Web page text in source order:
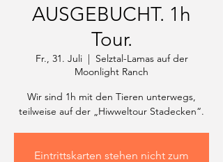
AUSGEBUCHT. 1h
Tour.
Fr., 31. Juli
  |
Selztal-Lamas auf der
Moonlight Ranch
Wir sind 1h mit den Tieren unterwegs,
teilweise auf der „Hiwweltour Stadecken“.
Eintrittskarten stehen nicht zum